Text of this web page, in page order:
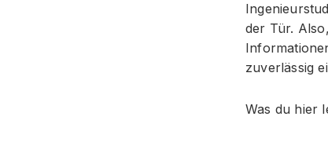
der Tür.
zuverlässig
Was du hier